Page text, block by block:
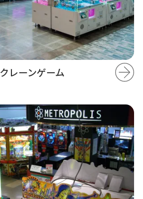
クレーンゲーム